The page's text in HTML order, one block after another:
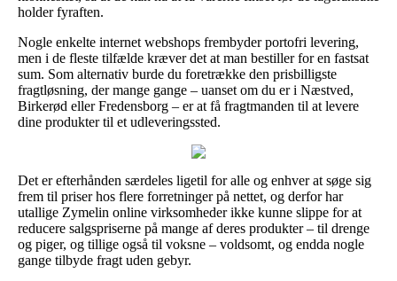
holder fyraften.
Nogle enkelte internet webshops frembyder portofri levering,
men i de fleste tilfælde kræver det at man bestiller for en fastsat
sum. Som alternativ burde du foretrække den prisbilligste
fragtløsning, der mange gange – uanset om du er i Næstved,
Birkerød eller Fredensborg – er at få fragtmanden til at levere
dine produkter til et udleveringssted.
Det er efterhånden særdeles ligetil for alle og enhver at søge sig
frem til priser hos flere forretninger på nettet, og derfor har
utallige Zymelin online virksomheder ikke kunne slippe for at
reducere salgspriserne på mange af deres produkter – til drenge
og piger, og tillige også til voksne – voldsomt, og endda nogle
gange tilbyde fragt uden gebyr.